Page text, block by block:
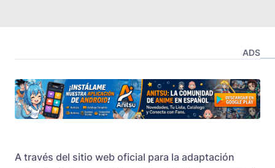
ADS
A través del sitio web oficial para la adaptación